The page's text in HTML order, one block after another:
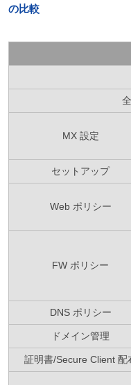
の比較
MX 設定
セットアップ
Web ポリシー
FW ポリシー
DNS ポリシー
ドメイン管理
証明書/Secure Client 配